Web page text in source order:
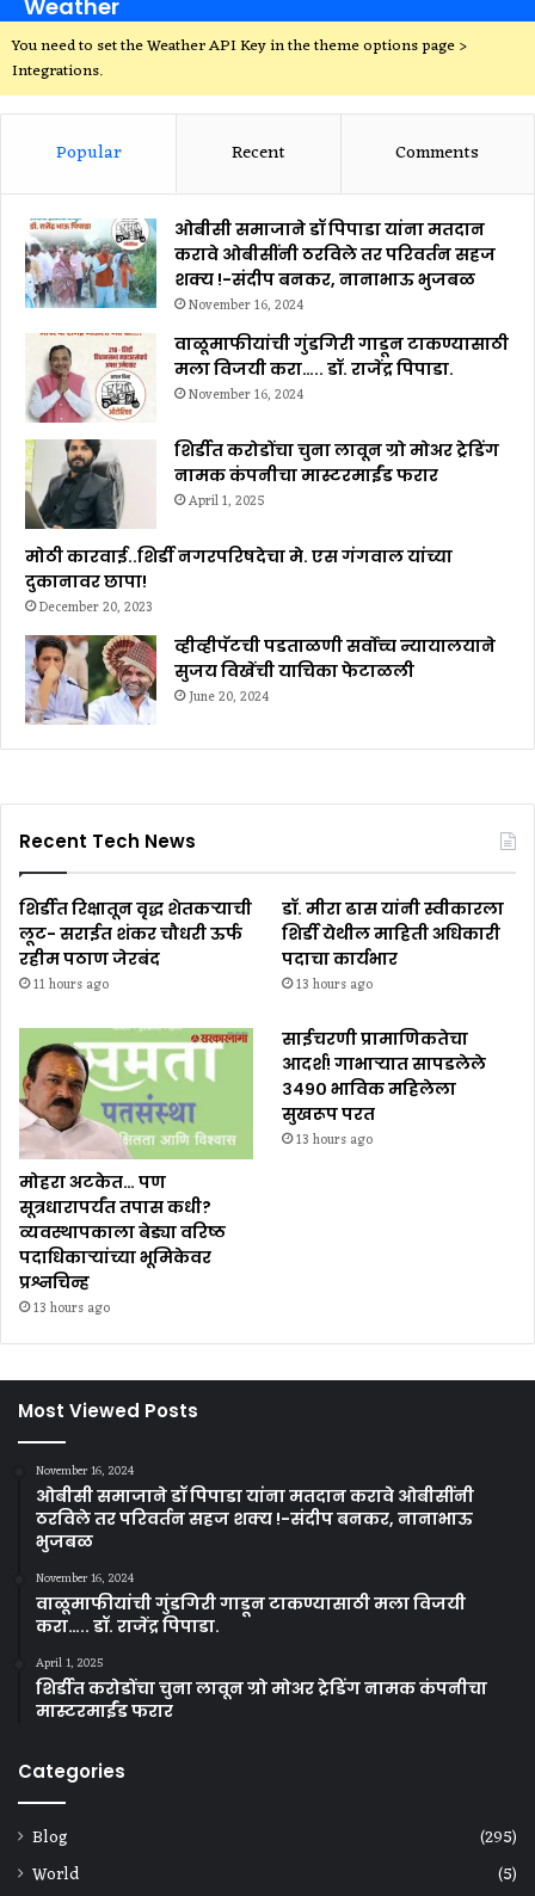
Weather
You need to set the Weather API Key in the theme options page >
Integrations.
Popular Recent Comments
ओबीसी समाजाने डॉ पिपाडा यांना मतदान
करावे ओबीसींनी ठरविले तर परिवर्तन सहज
शक्य !-संदीप बनकर, नानाभाऊ भुजबळ
November 16, 2024
वाळूमाफीयांची गुंडगिरी गाडून टाकण्यासाठी
मला विजयी करा….. डॉ. राजेंद्र पिपाडा.
November 16, 2024
शिर्डीत करोडोंचा चुना लावून ग्रो मोअर ट्रेडिंग
नामक कंपनीचा मास्टरमाईंड फरार
April 1, 2025
मोठी कारवाई..शिर्डी नगरपरिषदेचा मे. एस गंगवाल यांच्या
दुकानावर छापा!
December 20, 2023
व्हीव्हीपॅटची पडताळणी सर्वोच्च न्यायालयाने
सुजय विखेंची याचिका फेटाळली
June 20, 2024
Recent Tech News
शिर्डीत रिक्षातून वृद्ध शेतकऱ्याची
लूट- सराईत शंकर चौधरी ऊर्फ
रहीम पठाण जेरबंद
11 hours ago
डॉ. मीरा ढास यांनी स्वीकारला
शिर्डी येथील माहिती अधिकारी
पदाचा कार्यभार
13 hours ago
मोहरा अटकेत… पण
सूत्रधारापर्यंत तपास कधी?
व्यवस्थापकाला बेड्या वरिष्ठ
पदाधिकाऱ्यांच्या भूमिकेवर
प्रश्नचिन्ह
13 hours ago
साईचरणी प्रामाणिकतेचा
आदर्श! गाभाऱ्यात सापडलेले
३४९० भाविक महिलेला
सुखरूप परत
13 hours ago
Most Viewed Posts
November 16, 2024
ओबीसी समाजाने डॉ पिपाडा यांना मतदान करावे ओबीसींनी
ठरविले तर परिवर्तन सहज शक्य !-संदीप बनकर, नानाभाऊ
भुजबळ
November 16, 2024
वाळूमाफीयांची गुंडगिरी गाडून टाकण्यासाठी मला विजयी
करा….. डॉ. राजेंद्र पिपाडा.
April 1, 2025
शिर्डीत करोडोंचा चुना लावून ग्रो मोअर ट्रेडिंग नामक कंपनीचा
मास्टरमाईंड फरार
Categories
Blog
(295)
World
(5)